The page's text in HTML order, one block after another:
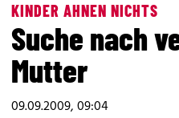
KINDER AHNEN NICHTS
Suche nach
Mutter
09.09.2009, 09:04